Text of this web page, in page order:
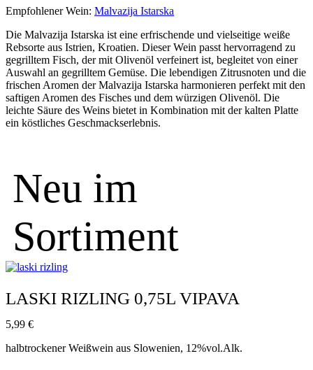
Empfohlener Wein: Malvazija Istarska
Die Malvazija Istarska ist eine erfrischende und vielseitige weiße
Rebsorte aus Istrien, Kroatien. Dieser Wein passt hervorragend zu
gegrilltem Fisch, der mit Olivenöl verfeinert ist, begleitet von einer
Auswahl an gegrilltem Gemüse. Die lebendigen Zitrusnoten und die
frischen Aromen der Malvazija Istarska harmonieren perfekt mit den
saftigen Aromen des Fisches und dem würzigen Olivenöl. Die
leichte Säure des Weins bietet in Kombination mit der kalten Platte
ein köstliches Geschmackserlebnis.
Neu im
Sortiment
LASKI RIZLING 0,75L VIPAVA
5,99 €
halbtrockener Weißwein aus Slowenien, 12%vol.Alk.